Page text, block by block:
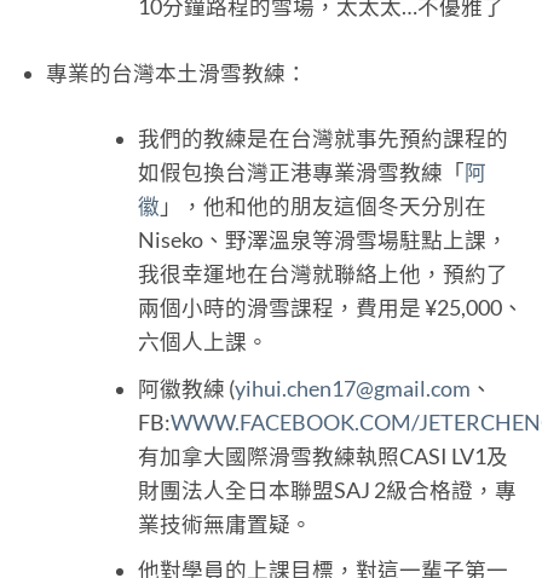
10分鐘路程的雪場，太太太…不優雅了
專業的台灣本土滑雪教練：
我們的教練是在台灣就事先預約課程的
如假包換台灣正港專業滑雪教練「阿
徽 」，他和他的朋友這個冬天分別在
Niseko、野澤溫泉等滑雪場駐點上課，
我很幸運地在台灣就聯絡上他，預約了
兩個小時的滑雪課程，費用是 ¥25,000、
六個人上課。
阿徽教練 (yihui.chen17@gmail.com 、
FB:WWW.FACEBOOK.COM/
有加拿大國際滑雪教練執照CASI LV1及
財團法人全日本聯盟SAJ 2級合格證，專
業技術無庸置疑。
他對學員的上課目標，對這一輩子第一